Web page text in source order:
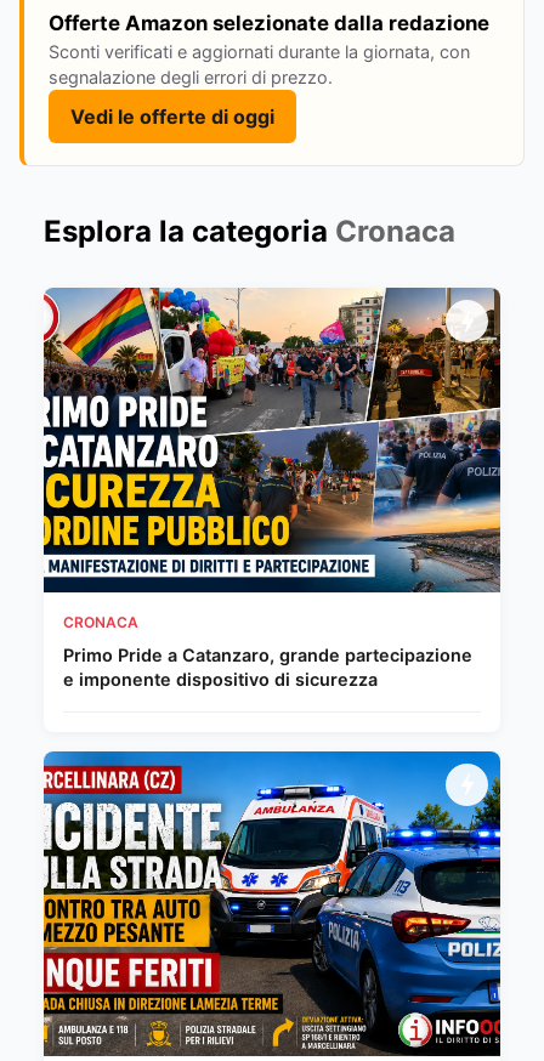
Offerte Amazon selezionate dalla redazione
Sconti verificati e aggiornati durante la giornata, con
segnalazione degli errori di prezzo.
Vedi le offerte di oggi
Esplora la categoria Cronaca
CRONACA
Primo Pride a Catanzaro, grande partecipazione
e imponente dispositivo di sicurezza